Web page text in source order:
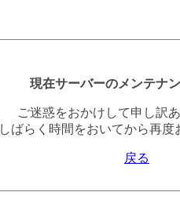
現在サーバーのメンテナン
ご迷惑をおかけして申し訳
しばらく時間をおいてから再度
戻る